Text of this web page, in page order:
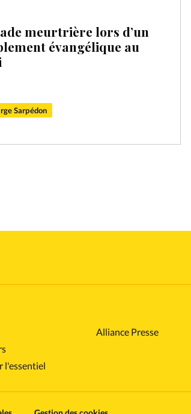
meurtrière lors d’un
évangélique au
Sarpédon
l'essentiel
Alliance Presse